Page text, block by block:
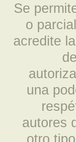
Se
o
acredite
una
autores
otro